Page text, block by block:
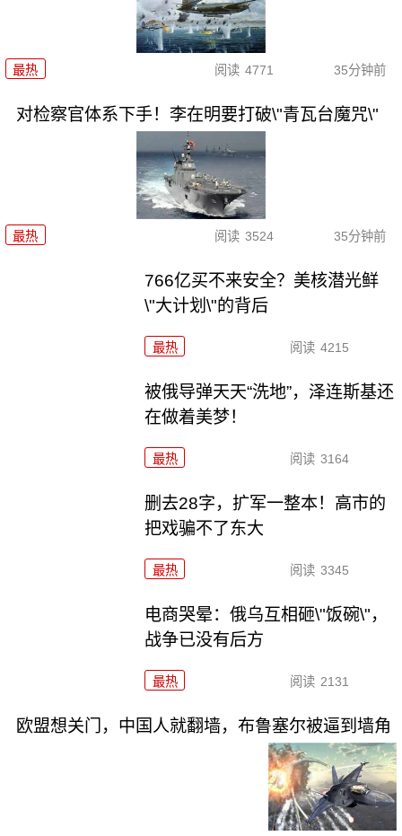
最热 阅读 4771 35分钟前
对检察官体系下手！李在明要打破\"青瓦台魔咒\"
最热 阅读 3524 35分钟前
766亿买不来安全？美核潜光鲜
\"大计划\"的背后
最热 阅读 4215
被俄导弹天天“洗地”，泽连斯基还
在做着美梦！
最热 阅读 3164
删去28字，扩军一整本！高市的
把戏骗不了东大
最热 阅读 3345
电商哭晕：俄乌互相砸\"饭碗\"，
战争已没有后方
最热 阅读 2131
欧盟想关门，中国人就翻墙，布鲁塞尔被逼到墙角